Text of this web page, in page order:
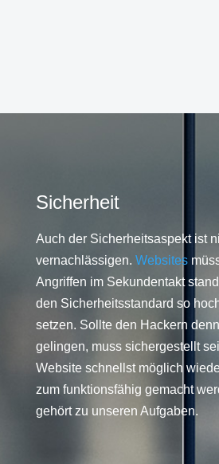
Sicherheit
Auch der Sicherheitsaspekt ist
vernachlässigen. Websites
Angriffen im Sekundentakt
den Sicherheitsstandard so
setzen. Sollte den Hackern
gelingen, muss sichergestellt
Website schnellst möglich
zum funktionsfähig gemacht
gehört zu unseren Aufgaben.